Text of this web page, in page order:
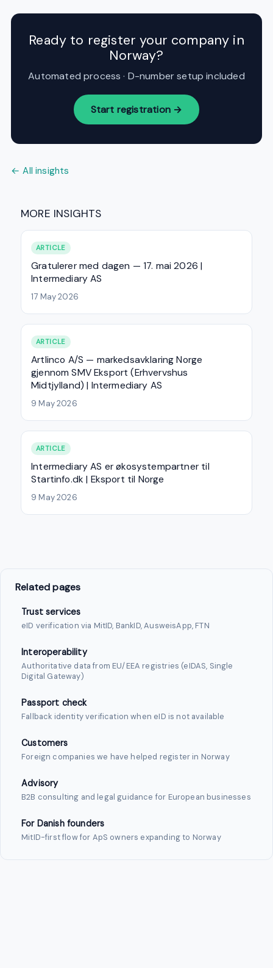
Ready to register your company in
Norway?
Automated process · D-number setup included
Start registration →
← All insights
MORE INSIGHTS
ARTICLE
Gratulerer med dagen — 17. mai 2026 |
Intermediary AS
17 May 2026
ARTICLE
Artlinco A/S — markedsavklaring Norge
gjennom SMV Eksport (Erhvervshus
Midtjylland) | Intermediary AS
9 May 2026
ARTICLE
Intermediary AS er økosystempartner til
Startinfo.dk | Eksport til Norge
9 May 2026
Related pages
Trust services
eID verification via MitID, BankID, AusweisApp, FTN
Interoperability
Authoritative data from EU/EEA registries (eIDAS, Single
Digital Gateway)
Passport check
Fallback identity verification when eID is not available
Customers
Foreign companies we have helped register in Norway
Advisory
B2B consulting and legal guidance for European businesses
For Danish founders
MitID-first flow for ApS owners expanding to Norway